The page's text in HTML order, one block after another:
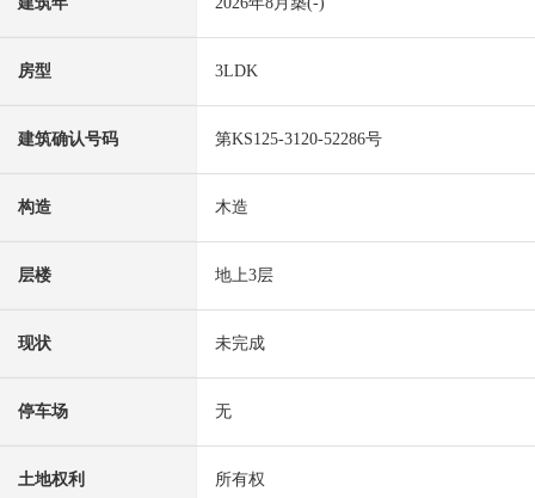
房型 3LDK
建筑确认号码 第KS125-3120-52286号
构造 木造
层楼 地上3层
现状 未完成
停车场 无
土地权利 所有权